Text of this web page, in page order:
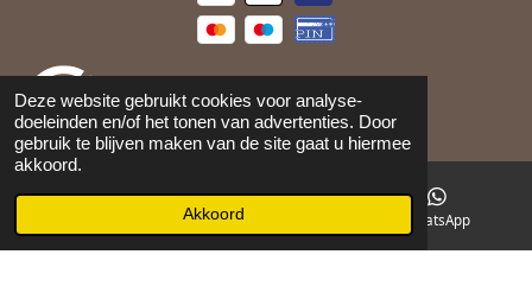
Deze website gebruikt cookies voor analyse-
doeleinden en/of het tonen van advertenties. Door
gebruik te blijven maken van de site gaat u hiermee
akkoord.
Akkoord
©2026Maison 105
Facebook WhatsApp